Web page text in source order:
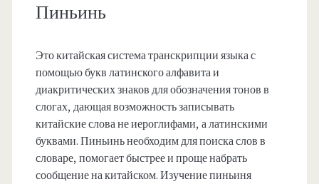
Пиньинь
Это китайская система транскрипции языка с
помощью букв латинского алфавита и
диакритических знаков для обозначения тонов в
слогах, дающая возможность записывать
китайские слова не иероглифами, а латинскими
буквами. Пиньинь необходим для поиска слов в
словаре, помогает быстрее и проще набрать
сообщение на китайском. Изучение пиньиня